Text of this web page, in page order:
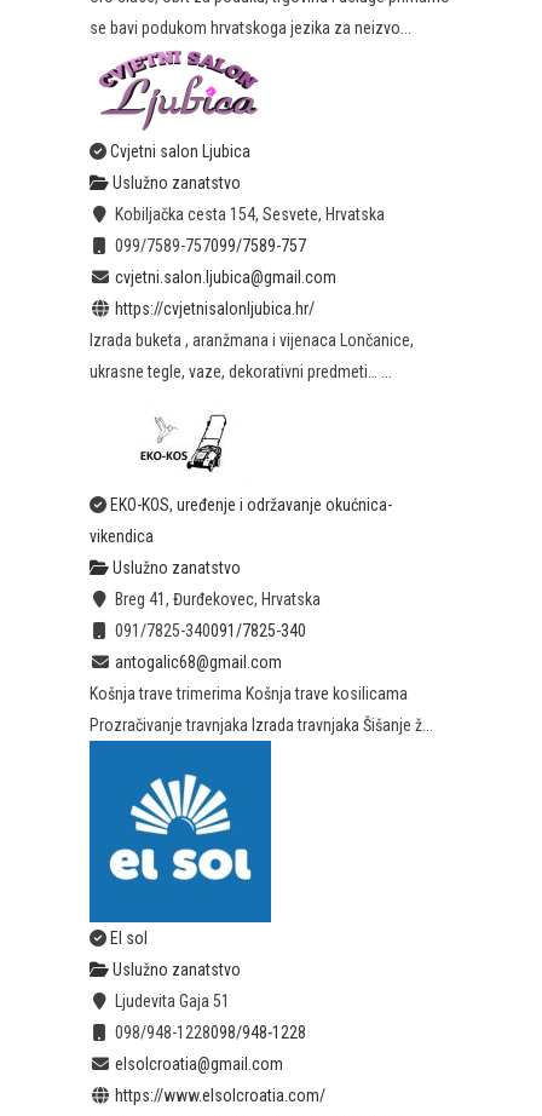
se bavi podukom hrvatskoga jezika za neizvo...
Cvjetni salon Ljubica
Uslužno zanatstvo
Kobiljačka cesta 154, Sesvete, Hrvatska
099/7589-757099/7589-757
cvjetni.salon.ljubica@gmail.com
https://cvjetnisalonljubica.hr/
Izrada buketa , aranžmana i vijenaca Lončanice,
ukrasne tegle, vaze, dekorativni predmeti… ...
EKO-KOS, uređenje i održavanje okućnica-
vikendica
Uslužno zanatstvo
Breg 41, Đurđekovec, Hrvatska
091/7825-340091/7825-340
antogalic68@gmail.com
Košnja trave trimerima Košnja trave kosilicama
Prozračivanje travnjaka Izrada travnjaka Šišanje ž...
El sol
Uslužno zanatstvo
Ljudevita Gaja 51
098/948-1228098/948-1228
elsolcroatia@gmail.com
https://www.elsolcroatia.com/